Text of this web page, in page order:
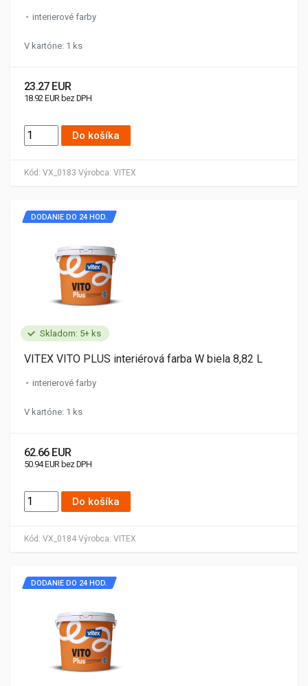
Kód: VX_0183 Výrobca: VITEX
interierové farby
V kartóne: 1 ks
23.27 EUR
18.92 EUR bez DPH
Do košíka
Skladom: 5+ ks
Kód: VX_0184 Výrobca: VITEX
DODANIE DO 24 HOD.
VITEX VITO PLUS interiérová farba W biela 8,82 L
interierové farby
V kartóne: 1 ks
62.66 EUR
50.94 EUR bez DPH
Do košíka
DODANIE DO 24 HOD.